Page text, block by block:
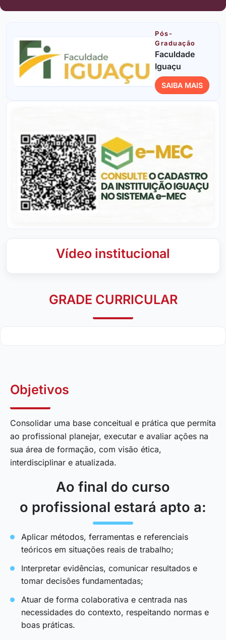
Pós-
Graduação
Faculdade
Iguaçu
SAIBA MAIS
Vídeo institucional
GRADE CURRICULAR
Objetivos
Consolidar uma base conceitual e prática que permita
ao profissional planejar, executar e avaliar ações na
sua área de formação, com visão ética,
interdisciplinar e atualizada.
Ao final do curso
o profissional estará apto a:
Aplicar métodos, ferramentas e referenciais
teóricos em situações reais de trabalho;
Interpretar evidências, comunicar resultados e
tomar decisões fundamentadas;
Atuar de forma colaborativa e centrada nas
necessidades do contexto, respeitando normas e
boas práticas.